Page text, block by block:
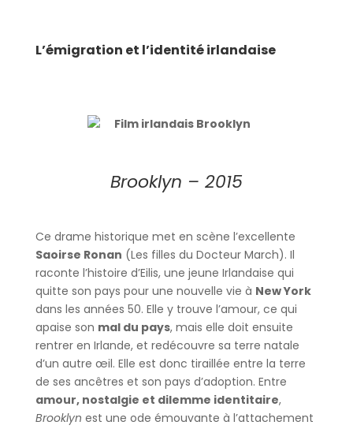
L’émigration et l’identité irlandaise
Brooklyn – 2015
Ce drame historique met en scène l’excellente
Saoirse Ronan (Les filles du Docteur March). Il
raconte l’histoire d’Eilis, une jeune Irlandaise qui
quitte son pays pour une nouvelle vie à New York
dans les années 50. Elle y trouve l’amour, ce qui
apaise son mal du pays, mais elle doit ensuite
rentrer en Irlande, et redécouvre sa terre natale
d’un autre œil. Elle est donc tiraillée entre la terre
de ses ancêtres et son pays d’adoption. Entre
amour, nostalgie et dilemme identitaire,
Brooklyn est une ode émouvante à l’attachement